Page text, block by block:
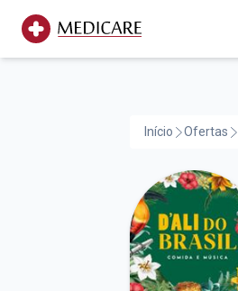
Início Ofertas